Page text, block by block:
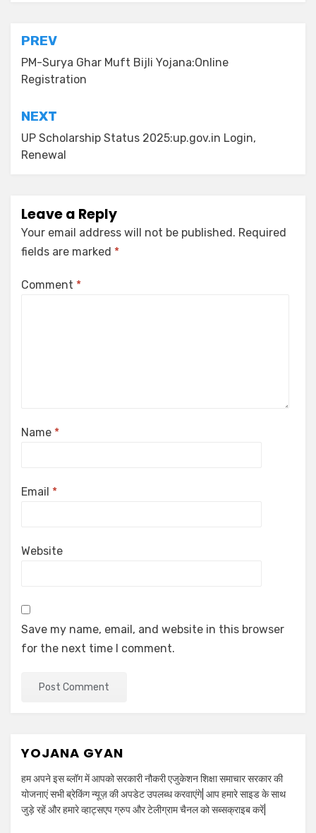
PREV
PM-Surya Ghar Muft Bijli Yojana:Online
Registration
NEXT
UP Scholarship Status 2025:up.gov.in Login,
Renewal
Leave a Reply
Your email address will not be published. Required
fields are marked *
Comment *
Name *
Email *
Website
Save my name, email, and website in this browser
for the next time I comment.
YOJANA GYAN
हम अपने इस ब्लॉग में आपको सरकारी नौकरी एजुकेशन शिक्षा समाचार सरकार की
योजनाएं सभी ब्रेकिंग न्यूज़ की अपडेट उपलब्ध करवाएंगे| आप हमारे साइड के साथ
जुड़े रहें और हमारे व्हाट्सएप ग्रुप और टेलीग्राम चैनल को सब्सक्राइब करें|